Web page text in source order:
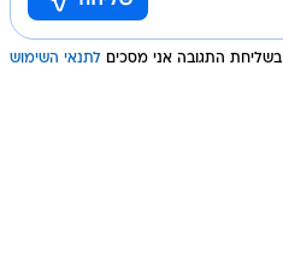
בשליחת התגובה אני מסכים לתנאי השימוש